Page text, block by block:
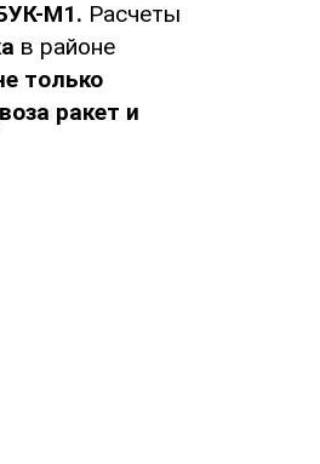
М1. Расчеты
в районе
только
ракет и